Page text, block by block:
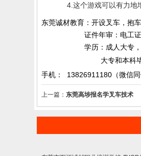
4. 这个游戏可以有力地
东莞诚材教育：开设叉车，抱
证件年审：电工证，焊工
学历：成人大专，专升本
大专和本科毕业证上国
手机： 13826911180（微信同
上一篇： 东莞高埗报名学叉车技术